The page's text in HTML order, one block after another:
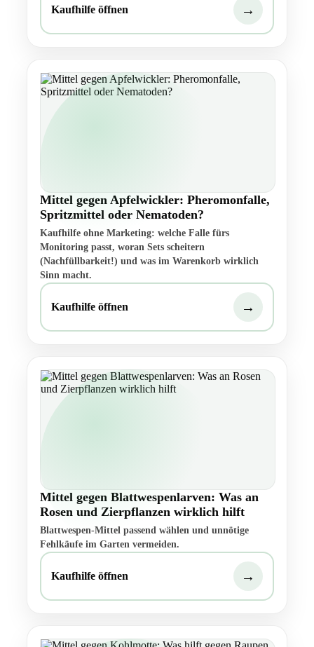
Kaufhilfe öffnen →
Mittel gegen Apfelwickler: Pheromonfalle,
Spritzmittel oder Nematoden?
Kaufhilfe ohne Marketing: welche Falle fürs
Monitoring passt, woran Sets scheitern
(Nachfüllbarkeit!) und was im Warenkorb wirklich
Sinn macht.
Kaufhilfe öffnen →
Mittel gegen Blattwespenlarven: Was an
Rosen und Zierpflanzen wirklich hilft
Blattwespen-Mittel passend wählen und unnötige
Fehlkäufe im Garten vermeiden.
Kaufhilfe öffnen →